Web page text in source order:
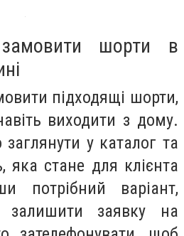
шорти в
підходящі шорти,
виходити з дому.
у каталог та
яка стане для клієнта
потрібний варіант,
заявку на